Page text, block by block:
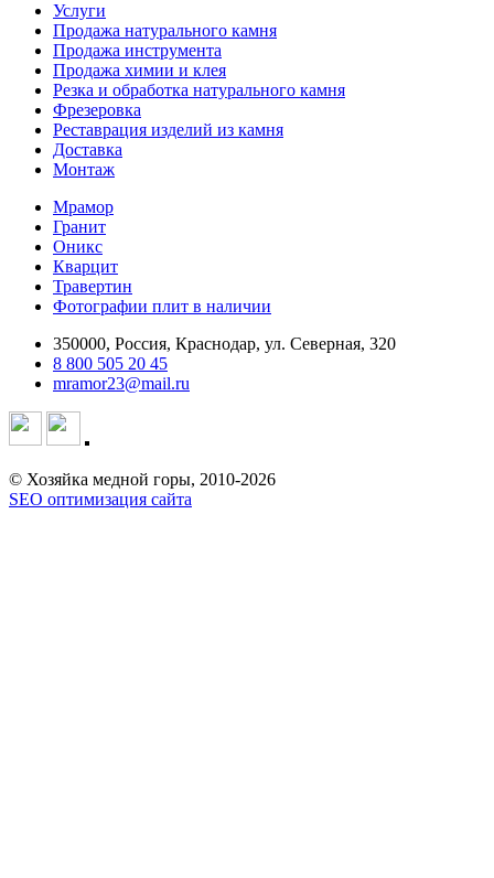
Услуги
Продажа натурального камня
Продажа инструмента
Продажа химии и клея
Резка и обработка натурального камня
Фрезеровка
Реставрация изделий из камня
Доставка
Монтаж
Мрамор
Гранит
Оникс
Кварцит
Травертин
Фотографии плит в наличии
350000, Россия, Краснодар, ул. Северная, 320
8 800 505 20 45
mramor23@mail.ru
© Хозяйка медной горы, 2010-2026
SEO оптимизация сайта